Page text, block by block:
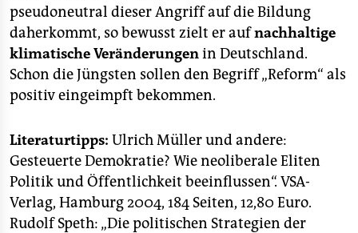
pseudoneutral dieser Angriff auf die Bildung
daherkommt, so bewusst zielt er aufnachhaltige
klimatische Veränderungenin Deutschland.
Schon die Jüngsten sollen den Begriff „Reform“ als
positiv eingeimpft bekommen.
Literaturtipps: Ulrich Müller und andere:
Gesteuerte Demokratie? Wie neoliberale Eliten
Politik und Öffentlichkeit beeinflussen“. VSA-
Verlag, Hamburg 2004, 184 Seiten, 12,80 Euro.
Rudolf Speth: „Die politischen Strategien der